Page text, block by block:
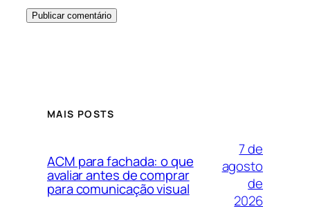
MAIS POSTS
ACM para fachada: o que
avaliar antes de comprar
para comunicação visual
7 de
agosto
de
2026